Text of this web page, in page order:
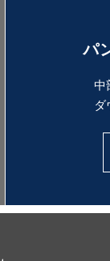
パ
中
ダ